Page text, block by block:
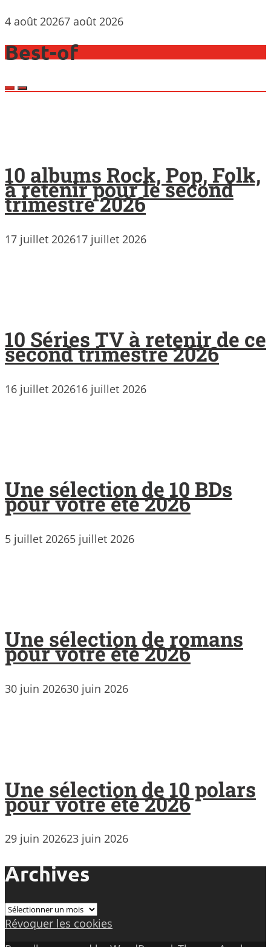
4 août 20267 août 2026
Best-of
10 albums Rock, Pop, Folk,
à retenir pour le second
trimestre 2026
17 juillet 202617 juillet 2026
10 Séries TV à retenir de ce
second trimestre 2026
16 juillet 202616 juillet 2026
Une sélection de 10 BDs
pour votre été 2026
5 juillet 20265 juillet 2026
Une sélection de romans
pour votre été 2026
30 juin 202630 juin 2026
Une sélection de 10 polars
pour votre été 2026
29 juin 202623 juin 2026
Archives
Archives
Révoquer les cookies